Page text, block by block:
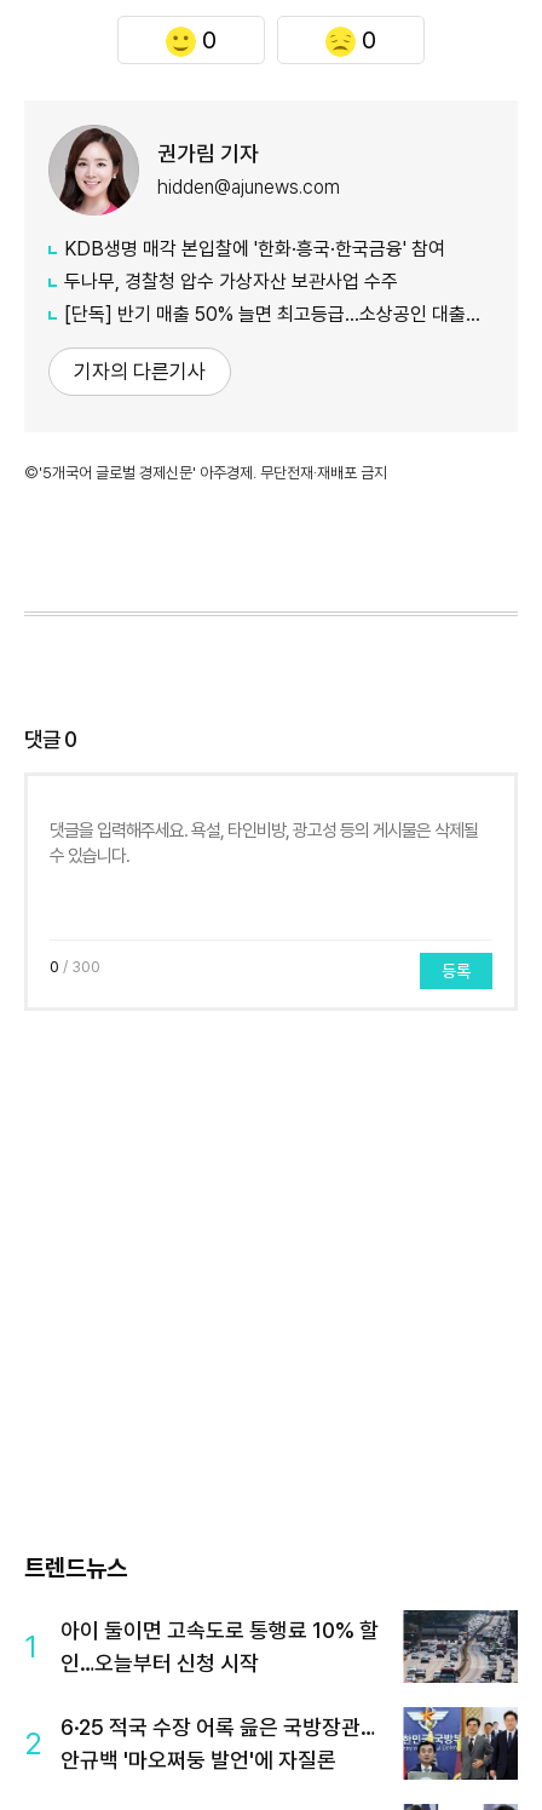
0 0
권가림 기자
hidden@ajunews.com
KDB생명 매각 본입찰에 '한화·흥국·한국금융' 참여
두나무, 경찰청 압수 가상자산 보관사업 수주
[단독] 반기 매출 50% 늘면 최고등급…소상공인 대출에 성장성 반영
기자의 다른기사
©'5개국어 글로벌 경제신문' 아주경제. 무단전재·재배포 금지
댓글0
0 / 300 등록
트렌드뉴스
1
아이 둘이면 고속도로 통행료 10% 할
인…오늘부터 신청 시작
2
6·25 적국 수장 어록 읊은 국방장관…
안규백 '마오쩌둥 발언'에 자질론